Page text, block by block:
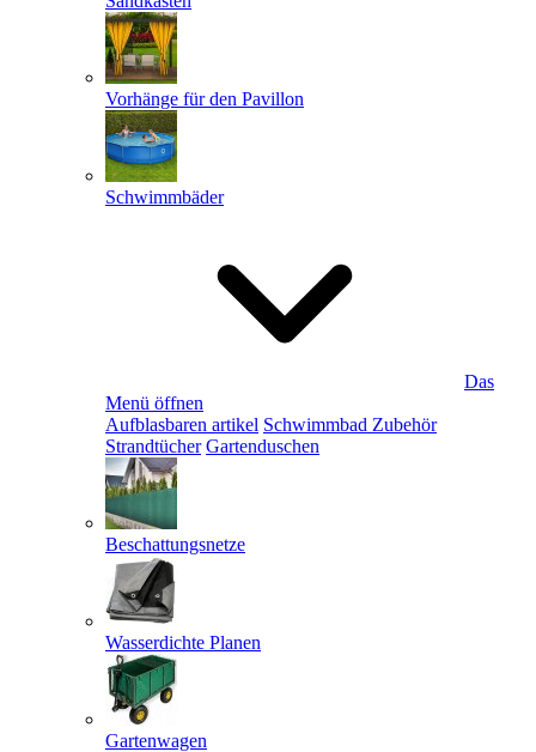
Vorhänge für den Pavillon
Schwimmbäder
Das
Menü öffnen
Aufblasbaren artikel Schwimmbad Zubehör
Strandtücher Gartenduschen
Beschattungsnetze
Wasserdichte Planen
Gartenwagen